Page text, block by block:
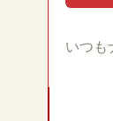
いつも